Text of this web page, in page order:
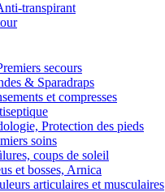
transpirant
secours
& Sparadraps
et compresses
Protection des pieds
soins
coups de soleil
et bosses, Arnica
articulaires et musculaires